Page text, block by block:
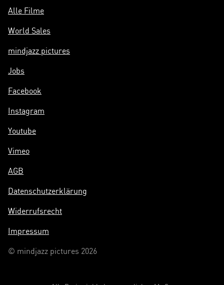
Alle Filme
World Sales
mindjazz pictures
Jobs
Facebook
Instagram
Youtube
Vimeo
AGB
Datenschutzerklärung
Widerrufsrecht
Impressum
© mindjazz pictures 2026